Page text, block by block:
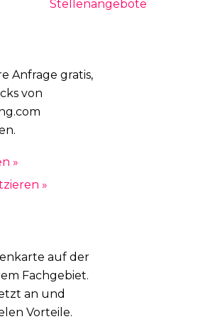
Stellenangebote
Anfrage gratis,
von
»
»
auf der
Fachgebiet.
an und
Vorteile.